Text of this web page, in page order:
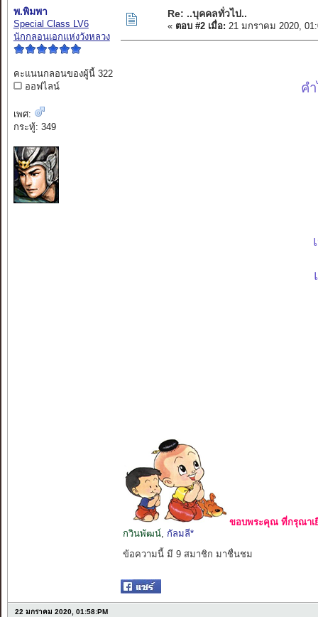
พ.พิมพา
Special Class LV6
นักกลอนเอกแห่งวังหลวง
คะแนนกลอนของผู้นี้ 322
ออฟไลน์
เพศ:
กระทู้: 349
Re: ..บุคคลทั่วไป..
« ตอบ #2 เมื่อ: 21 มกราคม 2020,
ค
ขอบพระคุณ ที่กรุณาเ
กวินพัฒน์, กัลมลี*
ข้อความนี้ มี 9 สมาชิก มาชื่นชม
22 มกราคม 2020, 01:58:PM